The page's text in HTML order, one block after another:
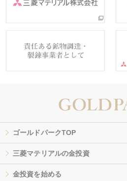
ゴールドパークTOP
三菱マテリアルの金投資
金投資を始める